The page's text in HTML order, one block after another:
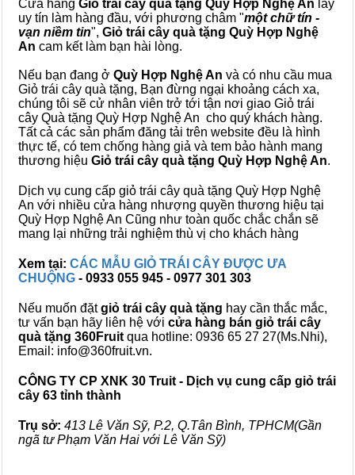
Cửa hàng Giỏ trái cây quà tặng Quỳ Hợp Nghệ An lấy
uy tín làm hàng đầu, với phương châm "một chữ tín -
vạn niềm tin", Giỏ trái cây quà tặng Quỳ Hợp Nghệ
An cam kết làm bạn hài lòng.
Nếu bạn đang ở Quỳ Hợp Nghệ An và có nhu cầu mua
Giỏ trái cây quà tặng, Bạn đừng ngại khoảng cách xa,
chúng tôi sẽ cử nhân viên trở tới tận nơi giao Giỏ trái
cây Quà tặng Quỳ Hợp Nghệ An cho quý khách hàng.
Tất cả các sản phẩm đăng tải trên website đều là hình
thực tế, có tem chống hàng giả và tem bảo hành mang
thương hiệu Giỏ trái cây quà tặng Quỳ Hợp Nghệ An.
Dịch vụ cung cấp giỏ trái cây quà tặng Quỳ Hợp Nghệ
An với nhiều cửa hàng nhượng quyền thương hiệu tại
Quỳ Hợp Nghệ An Cũng như toàn quốc chắc chắn sẽ
mang lại những trải nghiệm thù vị cho khách hàng
Xem tại: CÁC MẪU GIỎ TRÁI CÂY ĐƯỢC ƯA
CHUỘNG - 0933 055 945 - 0977 301 303
Nếu muốn đặtgiỏ trái cây quà tặng hay cần thắc mắc,
tư vấn bạn hãy liên hệ với cửa hàng bán giỏ trái cây
quà tặng 360Fruit qua hotline: 0936 65 27 27(Ms.Nhi),
Email: info@360fruit.vn.
CÔNG TY CP XNK 30 Truit - Dịch vụ cung cấp giỏ trái
cây 63 tỉnh thành
Trụ sở: 413 Lê Văn Sỹ, P.2, Q.Tân Bình, TPHCM(Gần
ngã tư Phạm Văn Hai với Lê Văn Sỹ)